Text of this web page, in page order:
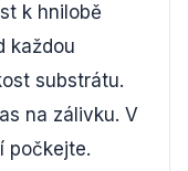
k hnilobě
každou
substrátu.
na zálivku. V
počkejte.